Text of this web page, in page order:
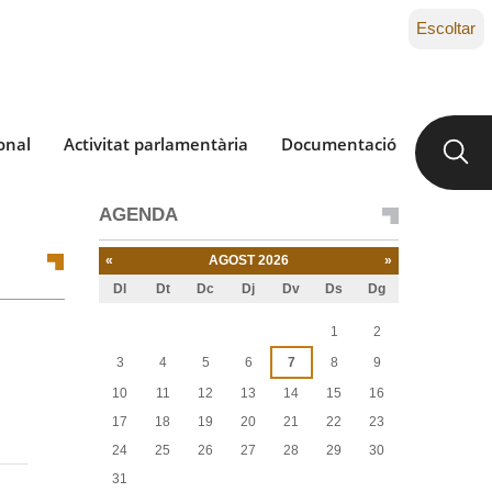
Activitat parlamentària Documentació
Escoltar
AGENDA
« AGOST 2026 »
Dl Dt Dc Dj Dv Ds Dg
1
2
3
4 5 6 7 8
9
10
11 12 13 14 15
16
17
18 19 20 21 22
23
24
25 26 27 28 29
30
31